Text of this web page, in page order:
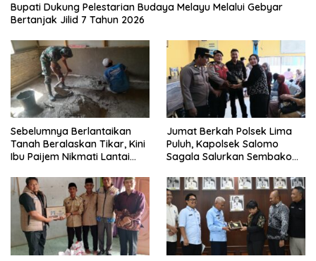
Bupati Dukung Pelestarian Budaya Melayu Melalui Gebyar
Bertanjak Jilid 7 Tahun 2026
Sebelumnya Berlantaikan
Tanah Beralaskan Tikar, Kini
Ibu Paijem Nikmati Lantai
Satgas TMMD Ke-129 Kodim
0208/Asahan
Jumat Berkah Polsek Lima
Puluh, Kapolsek Salomo
Sagala Salurkan Sembako
Gambus